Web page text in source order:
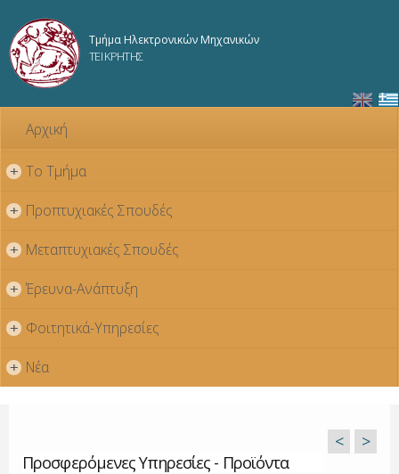
κυρίως
Τμήμα Ηλεκτρονικών Μηχανικών
ΤΕΙ ΚΡΗΤΗΣ
Αρχική
+ Το Τμήμα
+ Προπτυχιακές Σπουδές
+ Μεταπτυχιακές Σπουδές
+ Έρευνα-Ανάπτυξη
+ Φοιτητικά-Υπηρεσίες
+ Νέα
Προσφερόμενες Υπηρεσίες - Προϊόντα
< >